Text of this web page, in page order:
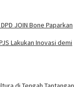
JOIN Bone Paparkan
Lakukan Inovasi demi